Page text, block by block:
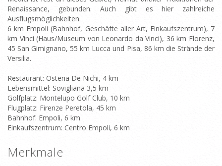
Renaissance, gebunden. Auch gibt es hier zahlreiche
Ausflugsmöglichkeiten.
6 km Empoli (Bahnhof, Geschäfte aller Art, Einkaufszentrum), 7
km Vinci (Haus/Museum von Leonardo da Vinci), 36 km Florenz,
45 San Gimignano, 55 km Lucca und Pisa, 86 km die Strände der
Versilia.
Restaurant: Osteria De Nichi, 4 km
Lebensmittel: Sovigliana 3,5 km
Golfplatz: Montelupo Golf Club, 10 km
Flugplatz: Firenze Peretola, 45 km
Bahnhof: Empoli, 6 km
Einkaufszentrum: Centro Empoli, 6 km
Merkmale